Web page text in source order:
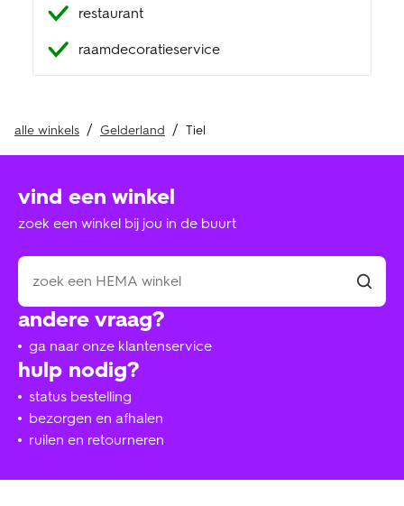
restaurant
raamdecoratieservice
alle winkels Gelderland Tiel
hulp nodig?
status bestelling
bezorgen en afhalen
ruilen en retourneren
andere vraag?
ga naar onze klantenservice
vind een winkel
zoek een winkel bij jou in de buurt